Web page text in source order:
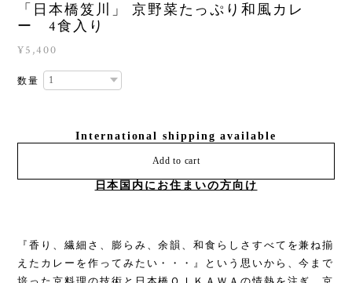
「日本橋笈川」 京野菜たっぷり和風カレ
ー 4食入り
¥5,400
数量
International shipping available
Add to cart
日本国内にお住まいの方向け
『香り、繊細さ、膨らみ、余韻、和食らしさすべてを兼ね揃
えたカレーを作ってみたい・・・』という思いから、今まで